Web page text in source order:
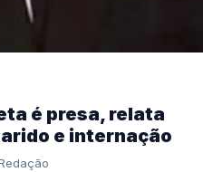
é presa, relata
e internação